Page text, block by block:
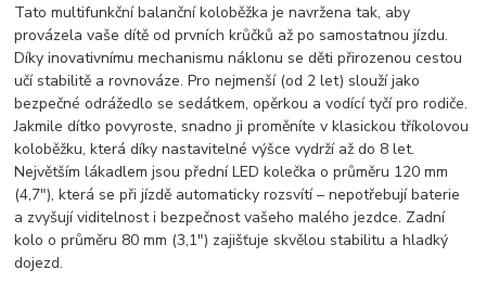
Tato multifunkční balanční koloběžka je navržena tak, aby
provázela vaše dítě od prvních krůčků až po samostatnou jízdu.
Díky inovativnímumechanismu náklonu se děti přirozenou cestou
učí stabilitě a rovnováze. Pro nejmenší (od 2 let) slouží jako
bezpečnéodrážedlo se sedátkem, opěrkou a vodící tyčípro rodiče.
Jakmile dítko povyroste, snadno ji proměníte v klasickou tříkolovou
koloběžku, která díky nastavitelné výšce vydrží až do 8 let.
Největším lákadlem jsoupřední LED kolečka o průměru 120 mm
(4,7"), která se při jízdě automaticky rozsvítí – nepotřebují baterie
a zvyšují viditelnost i bezpečnost vašeho malého jezdce. Zadní
kolo o průměru 80 mm (3,1") zajišťuje skvělou stabilitu a hladký
dojezd.